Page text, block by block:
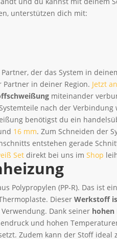
unterstützen dich mit:
der das System in
in deiner Region. Jetzt
miteinander
nach der
benötigst du ein
16 mm. Zum Schneiden der
entstehen gerade
Set direkt bei uns imShop
Polypropylen (PP-R). Das ist
DieserWerkstoff
Dank seiner hohen
und hohen
Zudem kann der Stoff